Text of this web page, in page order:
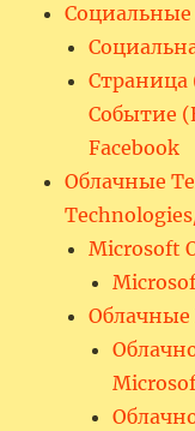
Социальные
Страница
Событие
Facebook
Облачные
Microsoft